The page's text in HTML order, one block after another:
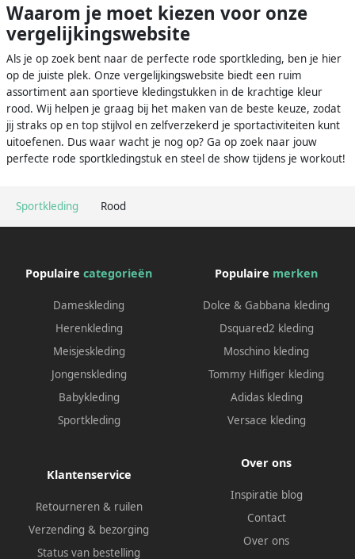
Sportkleding Rood
Waarom je moet kiezen voor onze
vergelijkingswebsite
Als je op zoek bent naar de perfecte rode sportkleding, ben je hier
op de juiste plek. Onze vergelijkingswebsite biedt een ruim
assortiment aan sportieve kledingstukken in de krachtige kleur
rood. Wij helpen je graag bij het maken van de beste keuze, zodat
jij straks op en top stijlvol en zelfverzekerd je sportactiviteiten kunt
uitoefenen. Dus waar wacht je nog op? Ga op zoek naar jouw
perfecte rode sportkledingstuk en steel de show tijdens je workout!
Populaire categorieën
Dameskleding
Herenkleding
Meisjeskleding
Jongenskleding
Babykleding
Sportkleding
Populaire merken
Dolce & Gabbana kleding
Dsquared2 kleding
Moschino kleding
Tommy Hilfiger kleding
Adidas kleding
Versace kleding
Klantenservice
Retourneren & ruilen
Verzending & bezorging
Status van bestelling
Over ons
Inspiratie blog
Contact
Over ons